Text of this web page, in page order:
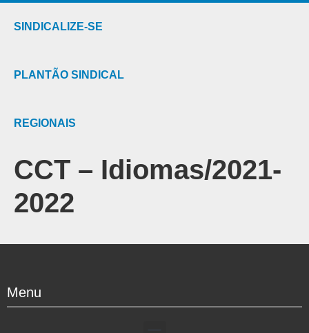
SINDICALIZE-SE
PLANTÃO SINDICAL
REGIONAIS
CCT – Idiomas/2021-
2022
Menu